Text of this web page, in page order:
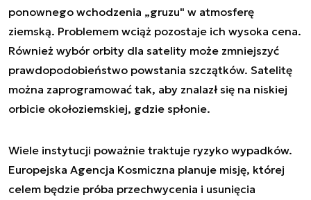
ponownego wchodzenia „gruzu" w atmosferę
ziemską. Problemem wciąż pozostaje ich wysoka cena.
Również wybór orbity dla satelity może zmniejszyć
prawdopodobieństwo powstania szczątków. Satelitę
można zaprogramować tak, aby znalazł się na niskiej
orbicie okołoziemskiej, gdzie spłonie.
Wiele instytucji poważnie traktuje ryzyko wypadków.
Europejska Agencja Kosmiczna planuje misję, której
celem będzie próba przechwycenia i usunięcia